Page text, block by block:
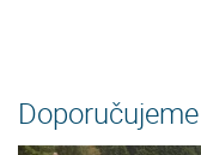
Doporučujeme